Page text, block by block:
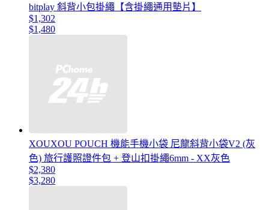
bitplay 斜背小包掛繩【含掛繩通用墊片】
$1,302
$1,480
XOUXOU POUCH 機能手機小袋 尼龍斜背小袋V2 (灰
色) 旅行護照證件包 + 登山扣掛繩6mm - XX灰色
$2,380
$3,280